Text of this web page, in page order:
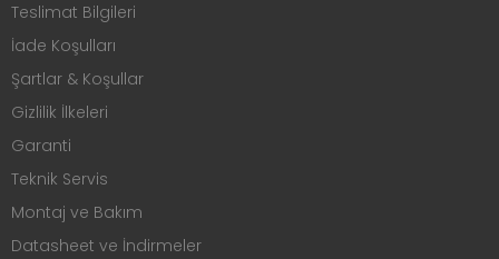
Teslimat Bilgileri
İade Koşulları
Şartlar & Koşullar
Gizlilik İlkeleri
Garanti
Teknik Servis
Montaj ve Bakım
Datasheet ve İndirmeler